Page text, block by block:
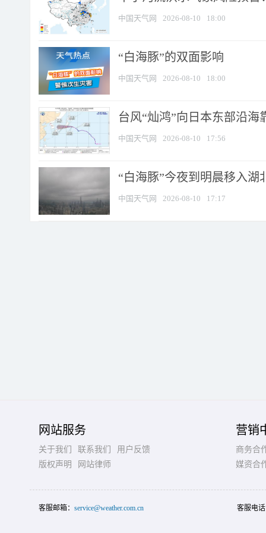
中国天气网 2026-08-10 18:00
​“白海豚”的双面影响
中国天气网 2026-08-10 18:00
台风“灿鸿”向日本东部沿海
中国天气网 2026-08-10 17:56
“白海豚”今夜到明晨移入湖
中国天气网 2026-08-10 17:17
网站服务
关于我们 联系我们
用户反馈
版权声明
网站律师
营销
商务合
媒资合
客服邮箱： service@weather.com.cn 客服电